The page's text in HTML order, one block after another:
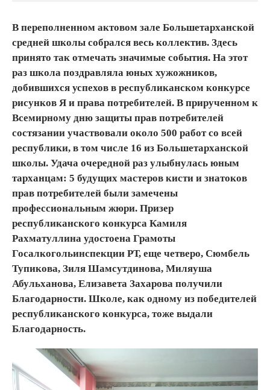
В переполненном актовом зале Большетарханской
средней школы собрался весь коллектив. Здесь
принято так отмечать значимые события. На этот
раз школа поздравляла юных хужожников,
добившихся успехов в республиканском конкурсе
рисунков Я и права потребителей. В прирученном к
Всемирному дню защиты прав потребителей
состязании участвовали около 500 работ со всей
республики, в том числе 16 из Большетарханской
школы. Удача очередной раз улыбнулась юным
тарханцам: 5 будущих мастеров кисти и знатоков
прав потребителей были замечены
профессиональным жюри. Призер
республиканского конкурса Камиля
Рахматуллина удостоена Грамоты
Госалкогольинспекции РТ, еще четверо, Сюмбель
Тупикова, Зиля Шамсутдинова, Миляуша
Абульханова, Елизавета Захарова получили
Благодарности. Школе, как одному из победителей
республиканского конкурса, тоже выдали
Благодарность.